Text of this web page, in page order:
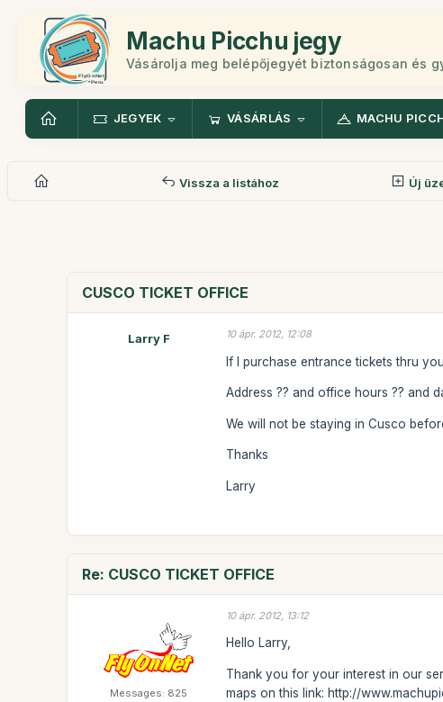
Machu Picchu jegy
Vásárolja meg belépőjegyét biztonságosan és
JEGYEK VÁSÁRLÁS MACHU
Vissza a listához Új
CUSCO TICKET OFFICE
Larry F 10 ápr. 2012, 12:08
If I purchase entrance tickets thru
Address ?? and office hours ?? and
We will not be staying in Cusco
Thanks
Larry
Re: CUSCO TICKET OFFICE
Messages: 825
10 ápr. 2012, 13:12
Hello Larry,
Thank you for your interest in our
maps on this link: http://